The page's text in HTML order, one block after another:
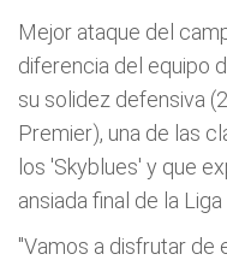
Mejor ataque del
diferencia del equipo
su solidez defensiva
Premier), una de las
los 'Skyblues' y que
ansiada final de la
"Vamos a disfrutar